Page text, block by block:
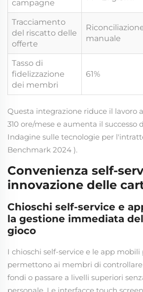
campagne
Tracciamento
del riscatto delle
offerte
manuale
Tasso di
fidelizzazione
dei membri
61%
Questa integrazione riduce il lavoro
310 ore/mese e aumenta il successo
Indagine sulle tecnologie per
Benchmark 2024 ).
Convenienza self-
innovazione delle
Chioschi self-service e
la gestione immediata
gioco
I chioschi self-service e le app
permettono ai membri di controllare
fondi o passare a livelli superiori